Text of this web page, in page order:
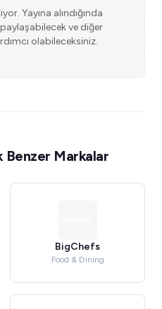
Yayına alındığında
ve diğer
olabileceksiniz.
Benzer Markalar
BigChefs
Food & Dining